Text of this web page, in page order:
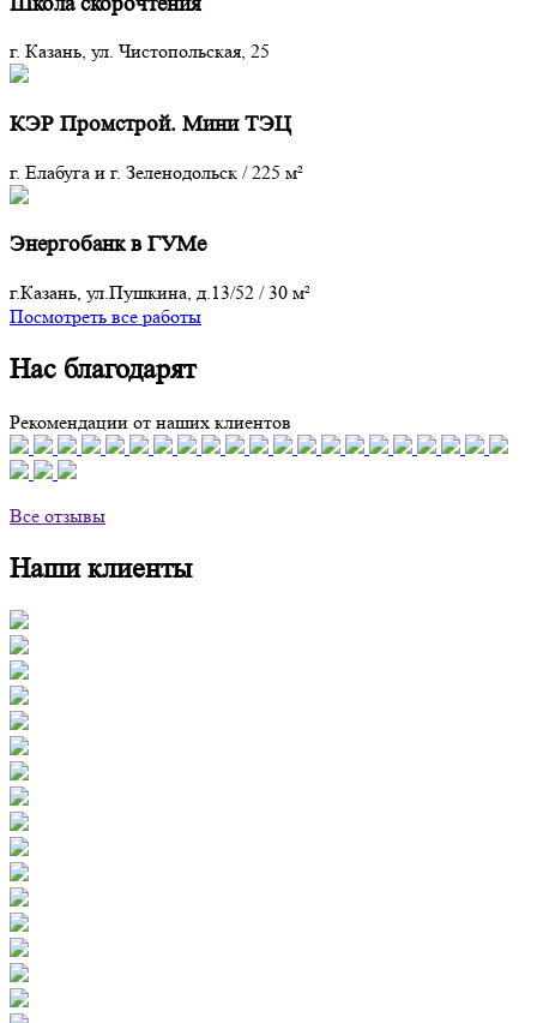
г. Казань, ул. Чистопольская, 25
КЭР Промстрой. Мини ТЭЦ
г. Елабуга и г. Зеленодольск /225 м²
Энергобанк в ГУМе
г.Казань, ул.Пушкина, д.13/52 /30 м²
Посмотреть все работы
Нас благодарят
Рекомендации от наших клиентов
Все отзывы
Наши клиенты